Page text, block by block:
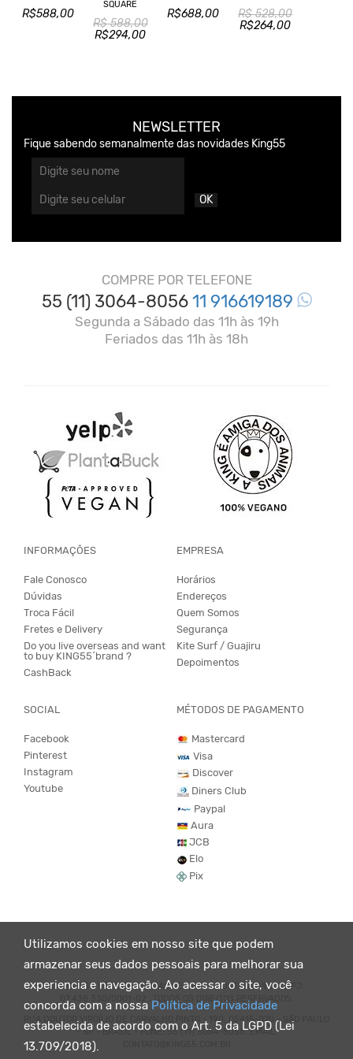
R$588,00
SQUARE
R$ 588,00
R$294,00
R$688,00
R$ 528,00
R$264,00
Utilizamos cookies em nosso site que podem
armazenar seus dados pessoais para melhorar sua
experiencia e navegação. Ao acessar o site, você
concorda com a nossa Política de Privacidade
estabelecida de acordo com o Art. 5 da LGPD (Lei
13.709/2018).
NEWSLETTER
Fique sabendo semanalmente das novidades King55
OK
COMPRE POR TELEFONE
55 (11) 3064-805611 916619189
Segunda a Sábado das 11h às 19h
Feriados das 11h às 18h
INFORMAÇÕES
Fale Conosco
Dúvidas
Troca Fácil
Fretes e Delivery
Do you live overseas and want
to buy KING55´brand ?
CashBack
EMPRESA
Horários
Endereços
Quem Somos
Segurança
Kite Surf / Guajiru
Depoimentos
SOCIAL
Facebook
Pinterest
Instagram
Youtube
MÉTODOS DE PAGAMENTO
Mastercard
Visa
Discover
Diners Club
Paypal
Aura
JCB
Elo
Pix
© KING55 - LOJA DE ROUPAS VEGANO E SUSTENTÁVEL. CNPJ:
07.438.330/0001-02 . TODOS OS DIREITOS RESERVADOS.
RUA DOUTOR VIRGÍLIO DE CARVALHO PINTO - 190, 05415-020 - SÃO PAULO
- SP - BRASIL - FONE: 55 (11) 3064-8056. EMAIL: